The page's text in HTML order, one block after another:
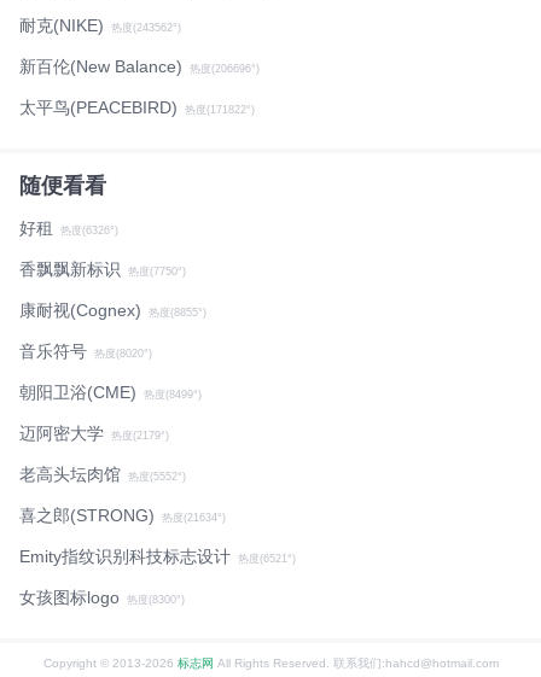
耐克(NIKE) 热度(243562°)
新百伦(New Balance) 热度(206696°)
太平鸟(PEACEBIRD) 热度(171822°)
随便看看
好租 热度(6326°)
香飘飘新标识 热度(7750°)
康耐视(Cognex) 热度(8855°)
音乐符号 热度(8020°)
朝阳卫浴(CME) 热度(8499°)
迈阿密大学 热度(2179°)
老高头坛肉馆 热度(5552°)
喜之郎(STRONG) 热度(21634°)
Emity指纹识别科技标志设计 热度(6521°)
女孩图标logo 热度(8300°)
Copyright © 2013-2026 标志网 All Rights Reserved. 联系我们:hahcd@hotmail.com